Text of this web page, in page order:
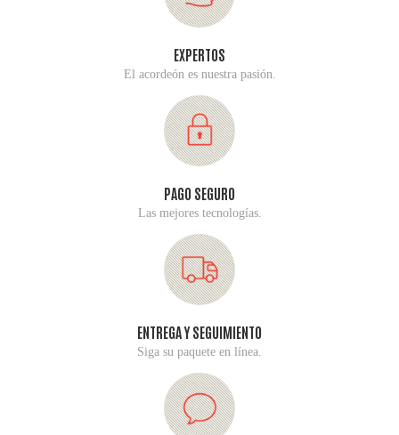
EXPERTOS
El acordeón es nuestra pasión.
PAGO SEGURO
Las mejores tecnologías.
ENTREGA Y SEGUIMIENTO
Siga su paquete en línea.